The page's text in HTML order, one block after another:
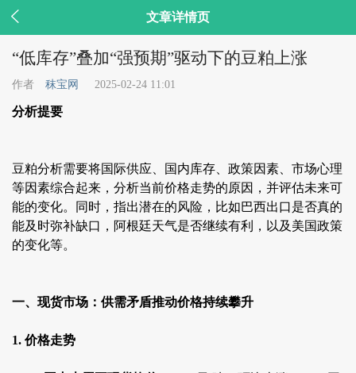
 文章详情页
“低库存”叠加“强预期”驱动下的豆粕上涨
作者 秣宝网 2025-02-24 11:01
分析提要
豆粕分析需要将国际供应、国内库存、政策因素、市场心理
等因素综合起来，分析当前价格走势的原因，并评估未来可
能的变化。同时，指出潜在的风险，比如巴西出口是否真的
能及时弥补缺口，阿根廷天气是否继续有利，以及美国政策
的变化等。
一、现货市场：供需矛盾推动价格持续攀升
1. 价格走势